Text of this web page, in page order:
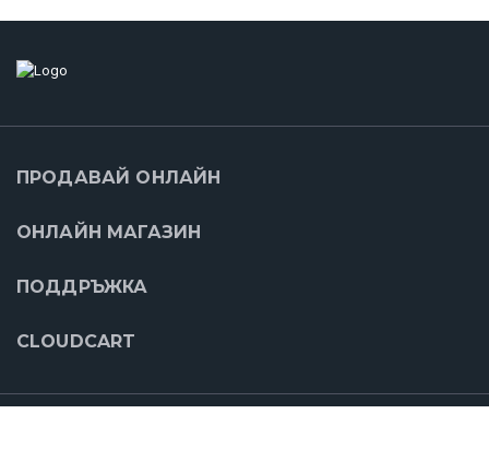
ПРОДАВАЙ ОНЛАЙН
ОНЛАЙН МАГАЗИН
ПОДДРЪЖКА
CLOUDCART